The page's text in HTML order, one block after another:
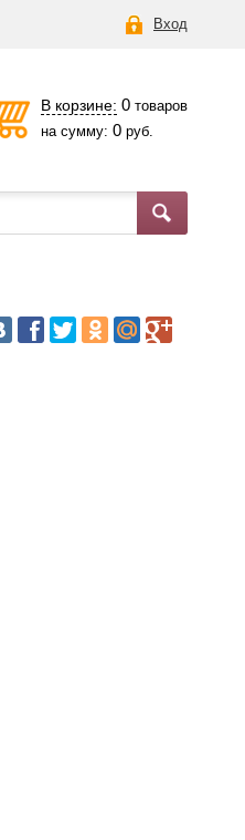
Вход
В корзине: 0 товаров
на сумму: 0 руб.